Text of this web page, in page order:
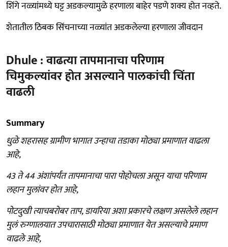
शिंगे नळ्यांमध्ये घट्ट अडकल्यामुळे हरणाला बाहेर पडणे शक्य होत नव्हते.
शेतातील ठिबक सिंचनाच्या नळ्यांत अडकलेल्या हरणाला जीवदान
Dhule : वाढत्या तापमानाचा परिणाम
चिमुकल्यांवर होत असल्याने पालकांची चिंता
वाढली
Summary
धुळे शहरासह ग्रामीण भागात उन्हाचा तडाका मोठ्या प्रमाणात वाढला
आहे,
43 ते 44 अंशांपर्यंत तापमानाचा पारा पोहोचला असून याचा परिणाम
लहान मुलांवर होत आहे,
पोटदुखी त्याचबरोबर ताप, डायरिया अशा प्रकारचे लक्षण असलेले लहान
मुलं रुग्णालयात उपचारासाठी मोठ्या प्रमाणात येत असल्याचे प्रमाण
वाढले आहे,